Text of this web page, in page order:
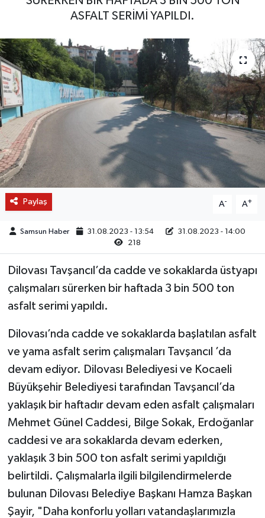
ASFALT SERİMİ YAPILDI.
Paylaş A- A+
Samsun Haber 31.08.2023 - 13:54
31.08.2023 - 14:00
218
Dilovası Tavşancıl’da cadde ve sokaklarda üstyapı
çalışmaları sürerken bir haftada 3 bin 500 ton
asfalt serimi yapıldı.
Dilovası’nda cadde ve sokaklarda başlatılan asfalt
ve yama asfalt serim çalışmaları Tavşancıl ’da
devam ediyor. Dilovası Belediyesi ve Kocaeli
Büyükşehir Belediyesi tarafından Tavşancıl’da
yaklaşık bir haftadır devam eden asfalt çalışmaları
Mehmet Günel Caddesi, Bilge Sokak, Erdoğanlar
caddesi ve ara sokaklarda devam ederken,
yaklaşık 3 bin 500 ton asfalt serimi yapıldığı
belirtildi. Çalışmalarla ilgili bilgilendirmelerde
bulunan Dilovası Belediye Başkanı Hamza Başkan
Şayir, "Daha konforlu yolları vatandaşlarımızla